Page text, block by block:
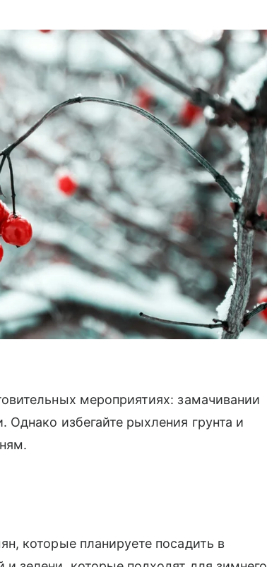
мероприятиях: замачивании
избегайте рыхления грунта и
которые планируете посадить в